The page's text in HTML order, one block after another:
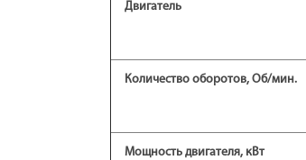
Двигатель
Количество оборотов, Об/мин.
Мощность двигателя, кВт